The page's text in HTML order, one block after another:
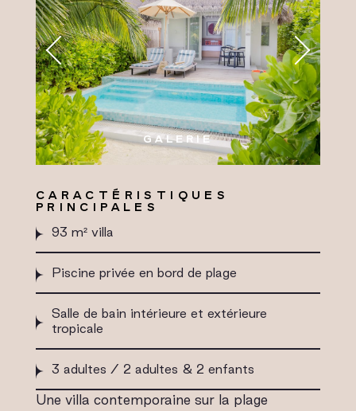
GALERIE
CARACTÉRISTIQUES
PRINCIPALES
93 m² villa
Piscine privée en bord de plage
Salle de bain intérieure et extérieure
tropicale
3 adultes / 2 adultes & 2 enfants
Une villa contemporaine sur la plage